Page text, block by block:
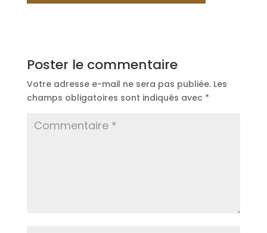
Poster le commentaire
Votre adresse e-mail ne sera pas publiée. Les
champs obligatoires sont indiqués avec *